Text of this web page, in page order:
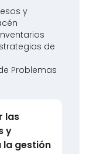
y
de
Problemas
las
y
la gestión